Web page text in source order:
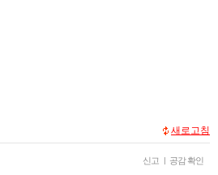
새로고침
신고 | 공감 확인